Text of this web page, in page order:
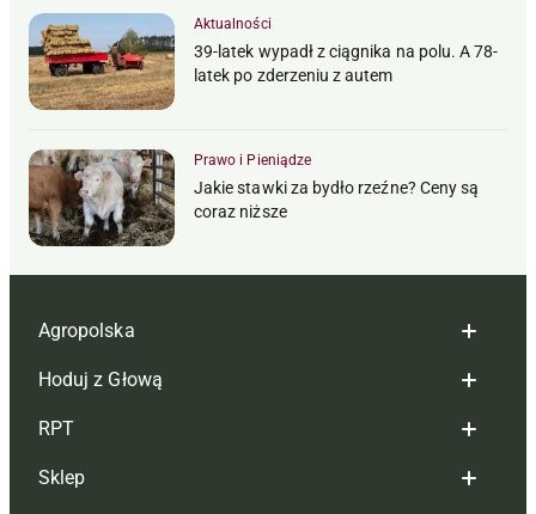
Aktualności
39-latek wypadł z ciągnika na polu. A 78-
latek po zderzeniu z autem
Prawo i Pieniądze
Jakie stawki za bydło rzeźne? Ceny są
coraz niższe
Agropolska
Redakcja
Reklama
Tagi
Hoduj z Głową
Hoduj z głową bydło
Hoduj z głową świnie
RPT
Redakcja
Sklep